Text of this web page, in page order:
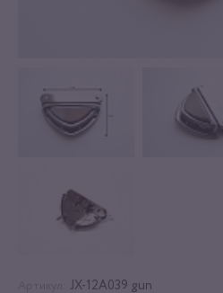
JX-12A039 gun